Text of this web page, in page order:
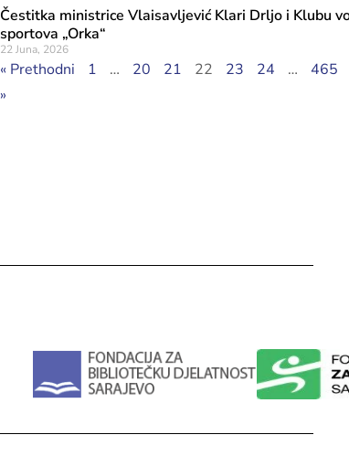
Objavljeno: 7 Augusta, 2026
Rezultati javnog poziva 2026:
Čestitka ministrice Vlaisavljević Klari Drljo i Klubu
sportova „Orka“
22 Juna, 2026
« Prethodni 1 … 20 21 22 23 24 … 465
»